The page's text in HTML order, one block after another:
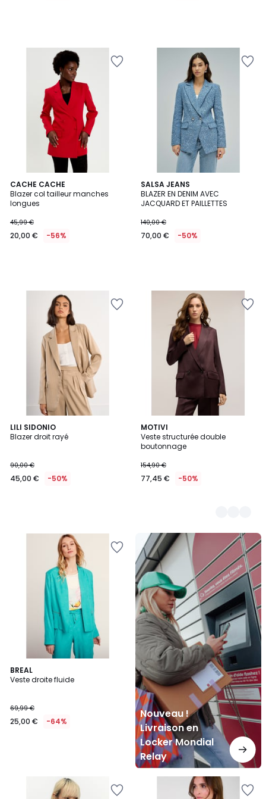
CACHE CACHE
Blazer col tailleur manches
longues
45,99 €
20,00 € -56%
SALSA JEANS
BLAZER EN DENIM AVEC
JACQUARD ET PAILLETTES
140,00 €
70,00 € -50%
LILI SIDONIO
Blazer droit rayé
90,00 €
45,00 € -50%
MOTIVI
Veste structurée double
boutonnage
154,90 €
77,45 € -50%
2
Couleurs
BREAL
Veste droite fluide
69,99 €
25,00 € -64%
Nouveau !
Livraison en
Locker Mondial
Relay
Nouveau
Livraison
en
Locker
Mondial
Relay